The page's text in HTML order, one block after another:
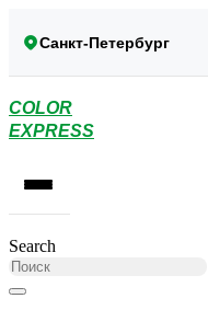
содержимому
Санкт-Петербург
COLOR
EXPRESS
Search